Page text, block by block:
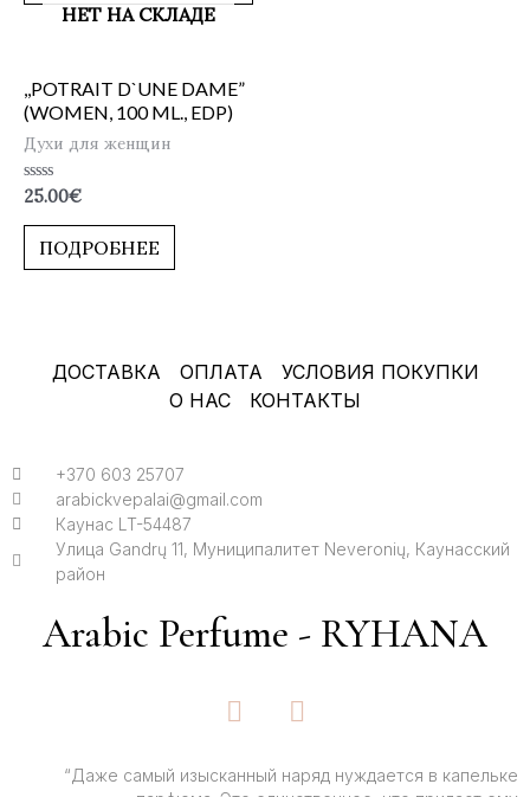
НЕТ НА СКЛАДЕ
,,POTRAIT D`UNE DAME”
(WOMEN, 100 ML., EDP)
Духи для женщин
Оценка
из
25.00€
ПОДРОБНЕЕ
ДОСТАВКА ОПЛАТА
УСЛОВИЯ ПОКУПКИ
О НАС
КОНТАКТЫ
+370 603 25707
arabickvepalai@gmail.com
Каунас LT-54487
Улица Gandrų 11, Муниципалитет Neveronių, Каунасский
район
Arabic Perfume - RYHANA
F
a
e
I
n
t
“Даже самый изысканный наряд нуждается в капельке